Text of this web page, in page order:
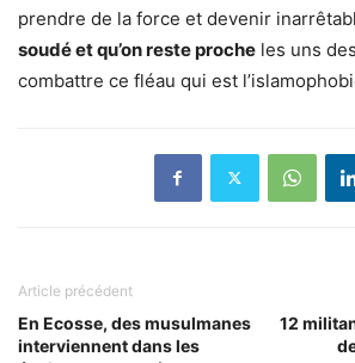
prendre de la force et devenir
soudé et qu’on reste proche les uns
combattre ce fléau qui est
Article précédent
En Ecosse, des musulmanes
interviennent dans les
12